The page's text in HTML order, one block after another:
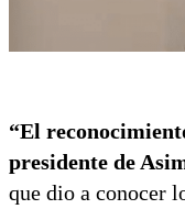
“El
presidente de
que dio a conocer